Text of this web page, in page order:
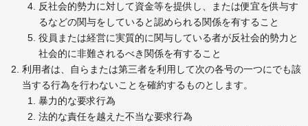
反社会的勢力に対して資金等を提供し、または便宜を供与す
るなどの関与をしていると認められる関係を有すること
役員または経営に実質的に関与している者が反社会的勢力と
社会的に非難されるべき関係を有すること
利用者は、自らまたは第三者を利用して次の各号の一つにでも該
当する行為を行わないことを確約するものとします。
暴力的な要求行為
法的な責任を越えた不当な要求行為